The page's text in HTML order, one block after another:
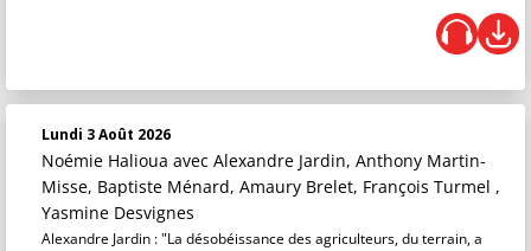
Lundi 3 Août 2026
Noémie Halioua avec Alexandre Jardin, Anthony Martin-
Misse, Baptiste Ménard, Amaury Brelet, François Turmel ,
Yasmine Desvignes
Alexandre Jardin : "La désobéissance des agriculteurs, du terrain, a